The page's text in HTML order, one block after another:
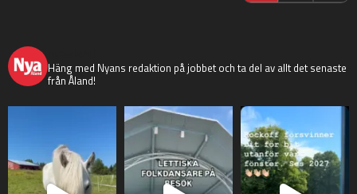
Häng med Nyans redaktion på jobbet och ta del av allt det senaste
från Åland!